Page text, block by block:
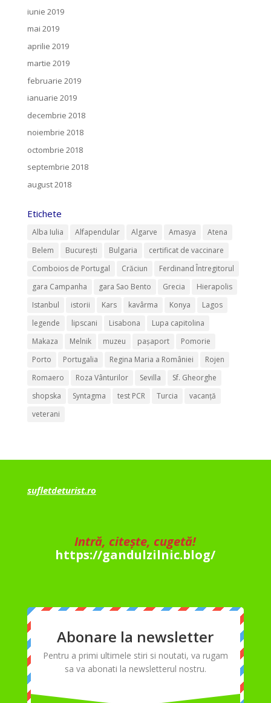
iunie 2019
mai 2019
aprilie 2019
martie 2019
februarie 2019
ianuarie 2019
decembrie 2018
noiembrie 2018
octombrie 2018
septembrie 2018
august 2018
Etichete
Alba Iulia Alfapendular Algarve Amasya
Atena
Belem
București Bulgaria
certificat de vaccinare
Comboios de Portugal
Crăciun
Ferdinand Întregitorul
gara Campanha
gara Sao Bento Grecia
Hierapolis
Istanbul
istorii Kars kavârma Konya
Lagos
legende
lipscani Lisabona
Lupa capitolina
Makaza
Melnik muzeu pașaport
Pomorie
Porto
Portugalia Regina Maria a României
Rojen
Romaero
Roza Vânturilor Sevilla
Sf. Gheorghe
shopska
Syntagma test PCR Turcia
vacanță
veterani
sufletdeturist.ro
Intră, citește, cugetă!
https://gandulzilnic.blog/
Abonare la newsletter
Pentru a primi ultimele stiri si noutati, va rugam
sa va abonati la newsletterul nostru.